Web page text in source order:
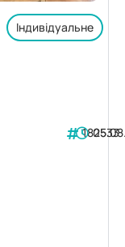
Індивідуальне
182533